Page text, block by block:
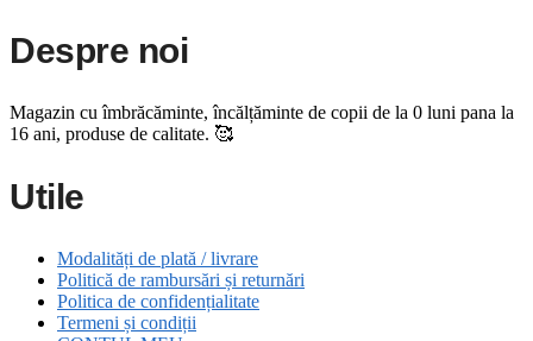
Despre noi
Magazin cu îmbrăcăminte, încălțăminte de copii de la 0 luni pana la
16 ani, produse de calitate. 🥰
Utile
Modalități de plată / livrare
Politică de rambursări și returnări
Politica de confidențialitate
Termeni și condiții